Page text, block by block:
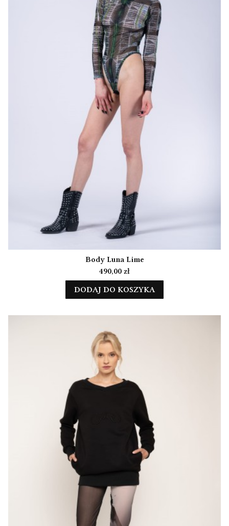
Body Luna Lime
Cena
490,00 zł
DODAJ DO KOSZYKA